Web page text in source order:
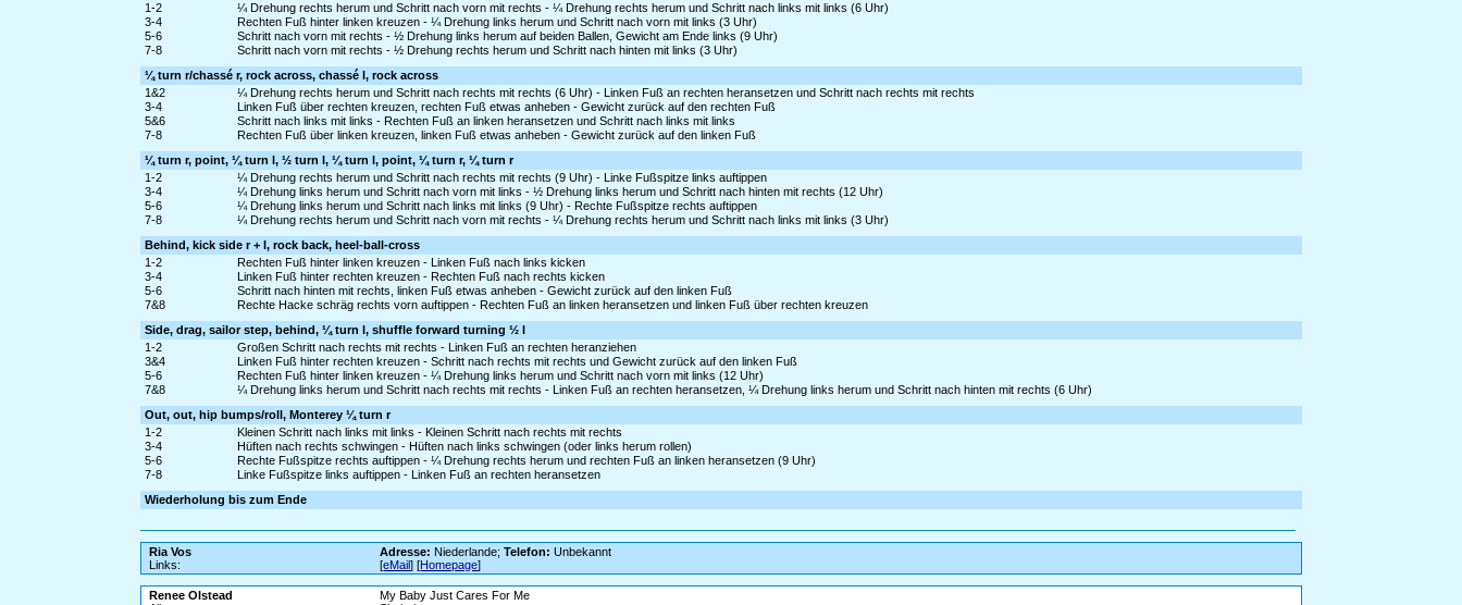
1-2
¼ Drehung rechts herum und Schritt nach vorn mit rechts - ¼ Drehung rechts herum und Schritt nach links mit links (6 Uhr)
3-4
Rechten Fuß hinter linken kreuzen - ¼ Drehung links herum und Schritt nach vorn mit links (3 Uhr)
5-6
Schritt nach vorn mit rechts - ½ Drehung links herum auf beiden Ballen, Gewicht am Ende links (9 Uhr)
7-8
Schritt nach vorn mit rechts - ½ Drehung rechts herum und Schritt nach hinten mit links (3 Uhr)
¼ turn r/chassé r, rock across, chassé l, rock across
1&2
¼ Drehung rechts herum und Schritt nach rechts mit rechts (6 Uhr) - Linken Fuß an rechten heransetzen und Schritt nach rechts mit rechts
3-4
Linken Fuß über rechten kreuzen, rechten Fuß etwas anheben - Gewicht zurück auf den rechten Fuß
5&6
Schritt nach links mit links - Rechten Fuß an linken heransetzen und Schritt nach links mit links
7-8
Rechten Fuß über linken kreuzen, linken Fuß etwas anheben - Gewicht zurück auf den linken Fuß
¼ turn r, point, ¼ turn l, ½ turn l, ¼ turn l, point, ¼ turn r, ¼ turn r
1-2
¼ Drehung rechts herum und Schritt nach rechts mit rechts (9 Uhr) - Linke Fußspitze links auftippen
3-4
¼ Drehung links herum und Schritt nach vorn mit links - ½ Drehung links herum und Schritt nach hinten mit rechts (12 Uhr)
5-6
¼ Drehung links herum und Schritt nach links mit links (9 Uhr) - Rechte Fußspitze rechts auftippen
7-8
¼ Drehung rechts herum und Schritt nach vorn mit rechts - ¼ Drehung rechts herum und Schritt nach links mit links (3 Uhr)
Behind, kick side r + l, rock back, heel-ball-cross
1-2
Rechten Fuß hinter linken kreuzen - Linken Fuß nach links kicken
3-4
Linken Fuß hinter rechten kreuzen - Rechten Fuß nach rechts kicken
5-6
Schritt nach hinten mit rechts, linken Fuß etwas anheben - Gewicht zurück auf den linken Fuß
7&8
Rechte Hacke schräg rechts vorn auftippen - Rechten Fuß an linken heransetzen und linken Fuß über rechten kreuzen
Side, drag, sailor step, behind, ¼ turn l, shuffle forward turning ½ l
1-2
Großen Schritt nach rechts mit rechts - Linken Fuß an rechten heranziehen
3&4
Linken Fuß hinter rechten kreuzen - Schritt nach rechts mit rechts und Gewicht zurück auf den linken Fuß
5-6
Rechten Fuß hinter linken kreuzen - ¼ Drehung links herum und Schritt nach vorn mit links (12 Uhr)
7&8
¼ Drehung links herum und Schritt nach rechts mit rechts - Linken Fuß an rechten heransetzen, ¼ Drehung links herum und Schritt nach hinten mit rechts (6 Uhr)
Out, out, hip bumps/roll, Monterey ¼ turn r
1-2
Kleinen Schritt nach links mit links - Kleinen Schritt nach rechts mit rechts
3-4
Hüften nach rechts schwingen - Hüften nach links schwingen (oder links herum rollen)
5-6
Rechte Fußspitze rechts auftippen - ¼ Drehung rechts herum und rechten Fuß an linken heransetzen (9 Uhr)
7-8
Linke Fußspitze links auftippen - Linken Fuß an rechten heransetzen
Wiederholung bis zum Ende
Ria Vos Adresse: Niederlande;Telefon: Unbekannt
Links:
[eMail] [Homepage]
Renee Olstead
My Baby Just Cares For Me